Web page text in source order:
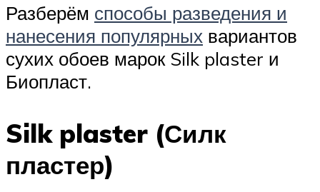
Разберём способы разведения и
нанесения популярных вариантов
сухих обоев марок Silk plaster и
Биопласт.
Silk plaster (Силк
пластер)